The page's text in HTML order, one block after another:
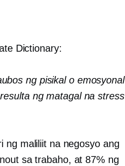
Dictionary:
ng pisikal o emosyonal
ng matagal na stress
ng maliliit na negosyo ang
sa trabaho, at 87% ng